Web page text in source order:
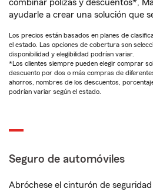
combinar pólizas y descuentos*,
ayudarle a crear una solución que
Los precios están basados en planes de
el estado. Las opciones de cobertura son
disponibilidad y elegibilidad podrían variar.
*Los clientes siempre pueden elegir comprar
descuento por dos o más compras de
ahorros, nombres de los descuentos,
podrían variar según el estado.
Seguro de automóviles
Abróchese el cinturón de